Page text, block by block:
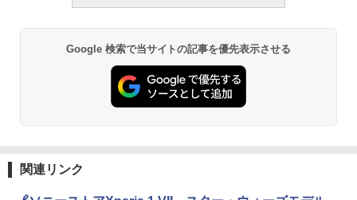
Google 検索で当サイトの記事を優先表示させる
関連リンク